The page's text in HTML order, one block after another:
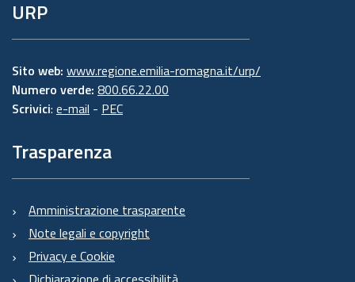
URP
Sito web: www.regione.emilia-romagna.it/urp/
Numero verde: 800.66.22.00
Scrivici: e-mail - PEC
Trasparenza
Amministrazione trasparente
Note legali e copyright
Privacy e Cookie